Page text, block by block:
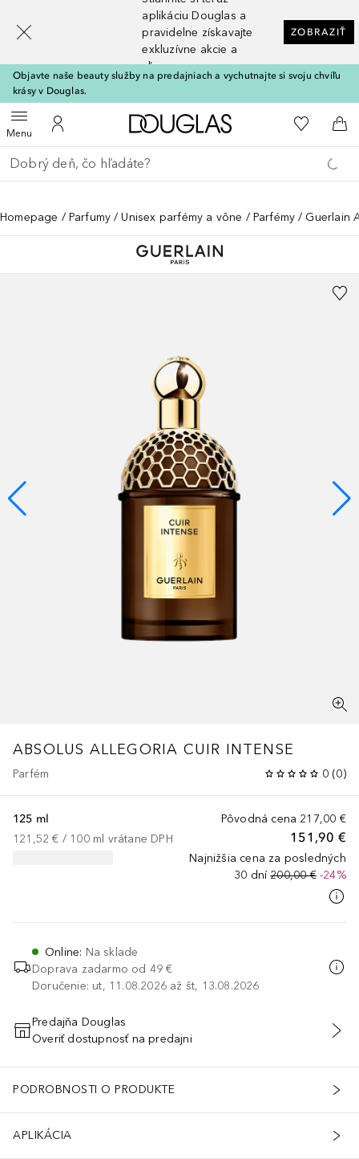
aplikáciu Douglas a
pravidelne získavajte
exkluzívne akcie a
zľavy
ZOBRAZIŤ
Objavte naše beauty služby na predajniach a vychutnajte si svoju chvíľu
krásy v Douglas.
MenuOtvoriť menuDo môjho účtu
Domov Do môjho
Do
Choď späť
Vykonajte vyhľadávanie
Homepage Parfumy Unisex parfémy a vône Parfémy Guerlain
ABSOLUS ALLEGORIA CUIR INTENSE
Parfém 0 (0)
Pôvodná cena 217,00 €
151,90 €
Najnižšia cena za posledných
30 dní 200,00 €-24%
125 ml
121,52 € / 100 ml vrátane DPH
Online: Na sklade
Doprava zadarmo od 49 €
Doručenie: ut, 11.08.2026 až št, 13.08.2026
PRIDAŤ DO KOŠÍKA
Predajňa Douglas
Overiť dostupnosť na predajni
PODROBNOSTI O PRODUKTE
APLIKÁCIA
[navigation.slideout.screenreader]